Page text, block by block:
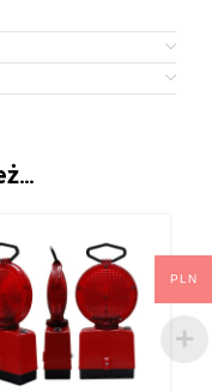
PLN